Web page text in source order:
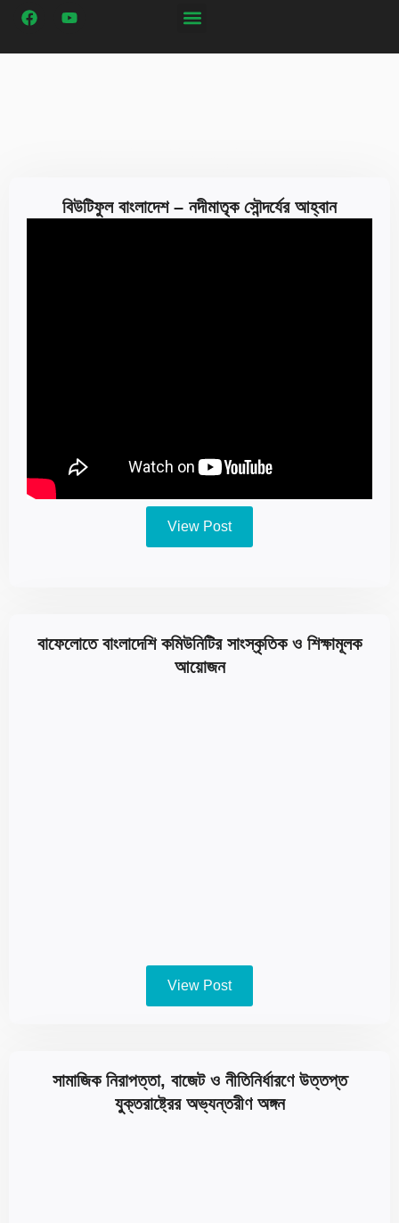
বিউটিফুল বাংলাদেশ – নদীমাতৃক সৌন্দর্যের আহ্বান
View Post
বাফেলোতে বাংলাদেশি কমিউনিটির সাংস্কৃতিক ও শিক্ষামূলক
আয়োজন
View Post
সামাজিক নিরাপত্তা, বাজেট ও নীতিনির্ধারণে উত্তপ্ত
যুক্তরাষ্ট্রের অভ্যন্তরীণ অঙ্গন